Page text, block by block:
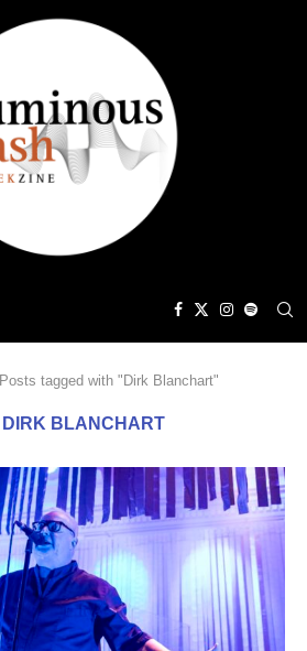
Posts tagged with "Dirk Blanchart"
DIRK BLANCHART